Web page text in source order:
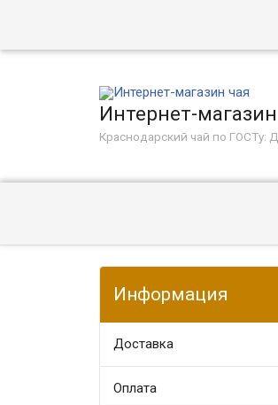
Интернет-
Краснодарский чай по ГОСТу:
Информация
Доставка
Оплата​